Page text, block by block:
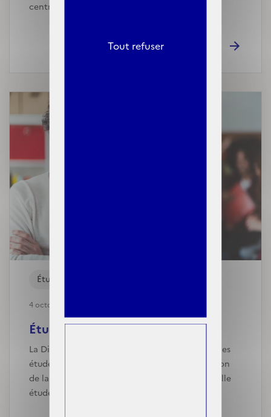
Tout refuser
central de sui…
Études
4 octobre, 2024
Étude sur le rapport des étud...
La Direction de la recherche, de l’évaluation, des
études et des statistiques (DREES) et la Direction
de la sécurité sociale (DSS) publient une nouvelle
étude sur le rapport des étudiants à la sant…